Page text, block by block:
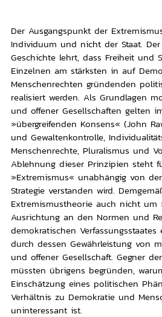
Der Ausgangspunkt der
Individuum und nicht der Staat.
Geschichte lehrt, dass Freiheit und
Einzelnen am stärksten in auf
Menschenrechten gründenden
realisiert werden. Als Grundlagen
und offener Gesellschaften gelten
»übergreifenden Konsens« (John
und Gewaltenkontrolle,
Menschenrechte, Pluralismus und
Ablehnung dieser Prinzipien steht
»Extremismus« unabhängig von
Strategie verstanden wird.
Extremismustheorie auch nicht um
Ausrichtung an den Normen und
demokratischen
durch dessen Gewährleistung von
und offener Gesellschaft. Gegner
müssten übrigens begründen,
Einschätzung eines politischen
Verhältnis zu Demokratie und
uninteressant ist.